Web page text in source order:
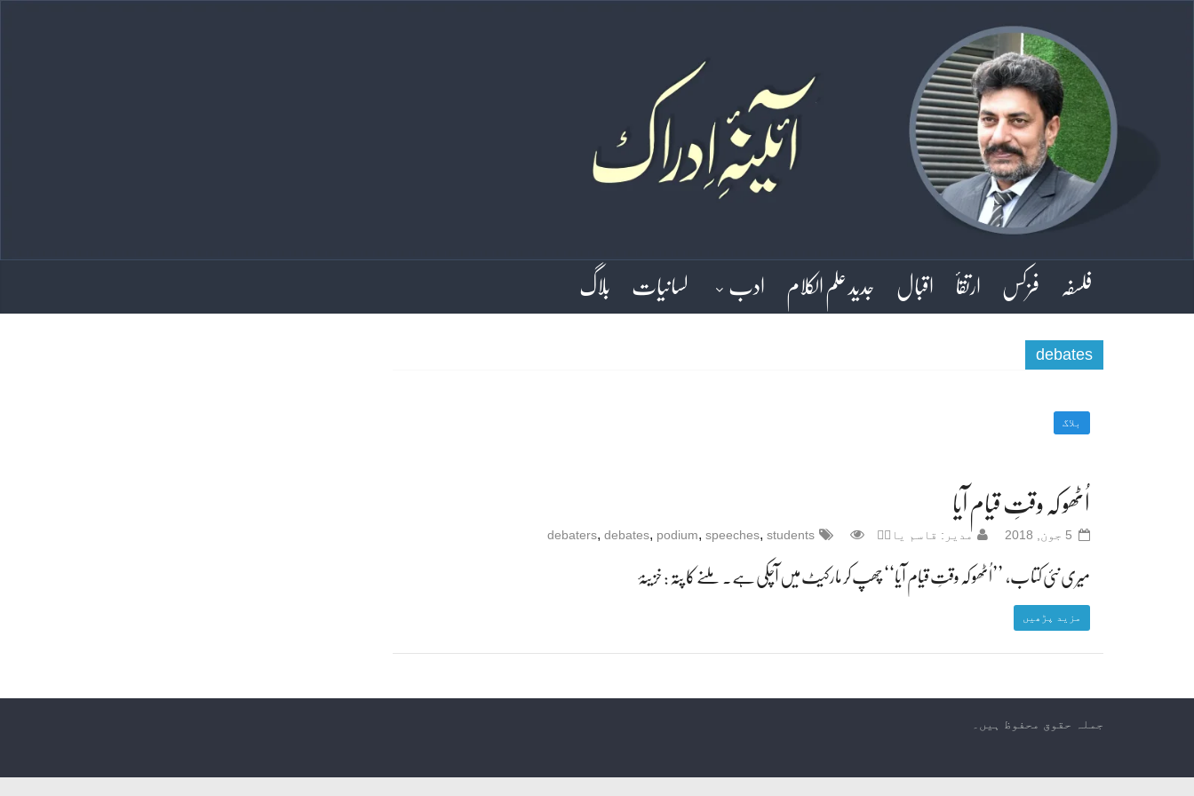
فلسفہ فزکس ارتقأ اقبال جدید علم الکلام ادب لسانیات بلاگ
debates
بلاگ
اُٹھو کہ وقتِ قیام آیا
5 جون, 2018 مدیر: قاسم یادؔ debaters, debates, podium, speeches, students
میری نئی کتاب، ’’اُٹھو کہ وقتِ قیام آیا‘‘ چھپ کر مارکیٹ میں آچکی ہے۔ ملنے کا پتہ : خزینۂ
مزید پڑھیں
جملہ حقوق محفوظ ہیں۔